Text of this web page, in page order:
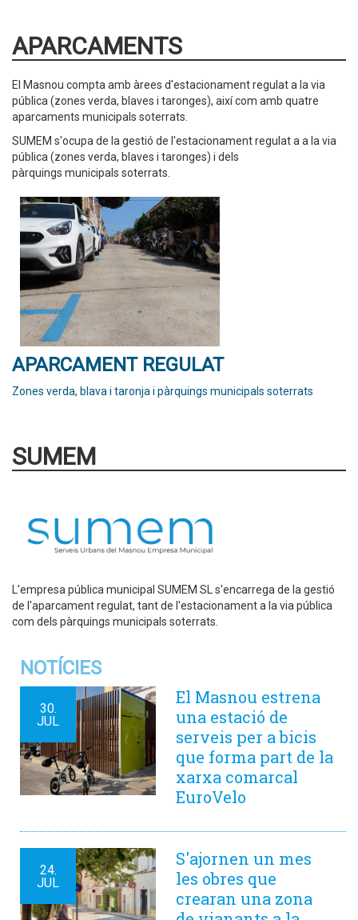
APARCAMENTS
El Masnou compta amb àrees d'estacionament regulat a la via
pública (zones verda, blaves i taronges), així com amb quatre
aparcaments municipals soterrats.
SUMEM s'ocupa de la gestió de l'estacionament regulat a a la via
pública (zones verda, blaves i taronges) i dels
pàrquings municipals soterrats.
APARCAMENT REGULAT
Zones verda, blava i taronja i pàrquings municipals soterrats
SUMEM
L'empresa pública municipal SUMEM SL s'encarrega de la gestió
de l'aparcament regulat, tant de l'estacionament a la via pública
com dels pàrquings municipals soterrats.
NOTÍCIES
30.
JUL
El Masnou estrena
una estació de
serveis per a bicis
que forma part de la
xarxa comarcal
EuroVelo
24.
JUL
S'ajornen un mes
les obres que
crearan una zona